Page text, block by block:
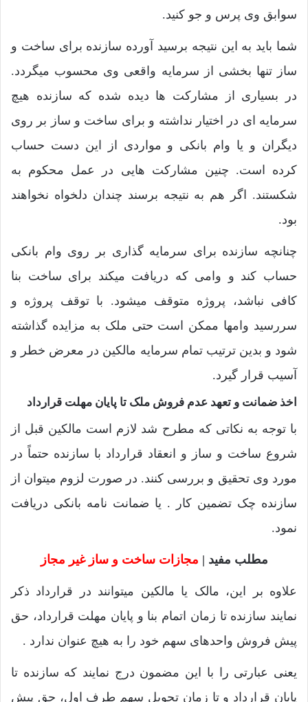
سوابق وی پرس و جو کنید.
شما باید به این نتیجه برسید آورده سازنده برای ساخت و
ساز تنها بخشی از سرمایه واقعی وی محسوب میگردد.
در بسیاری از مشارکت ها دیده شده که سازنده هیچ
سرمایه ای در اختیار نداشته و برای ساخت و ساز بر روی
دیگران و یا وام بانکی و مواردی از این دست حساب
کرده است. چنین مشارکت هایی در عمل محکوم به
شکستند. اگر هم به نتیجه برسند چندان دلخواه نخواهند
بود.
چنانچه سازنده برای سرمایه گذاری بر روی وام بانکی
حساب کند و وامی که دریافت میکند برای ساخت بنا
کافی نباشد، پروژه متوقف میشود. با توقف پروژه و
سررسید وامها ممکن است حتی ملک به مزایده گذاشته
شود و بدین ترتیب تمام سرمایه مالکین در معرض خطر و
آسیب قرار گیرد.
اخذ ضمانت و تعهد عدم فروش ملک تا پایان مهلت قرارداد
با توجه به نکاتی که مطرح شد لازم است مالکین قبل از
شروع ساخت و ساز و انعقاد قرارداد با سازنده حتماً در
مورد وی تحقیق و بررسی کنند. در صورت لزوم میتوان از
سازنده چک تضمین کار . یا ضمانت نامه بانکی دریافت
نمود.
مطلب مفید | مجازات ساخت و ساز غیر مجاز
علاوه بر این، مالک یا مالکین میتوانند در قرارداد ذکر
نمایند سازنده تا زمان اتمام بنا و پایان مهلت قرارداد، حق
پیش فروش واحدهای سهم خود را به هیچ عنوان ندارد .
یعنی عبارتی را با این مضمون درج نمایند که سازنده تا
پایان قرارداد و تا زمان تحویل سهم طرف اول، حق پیش